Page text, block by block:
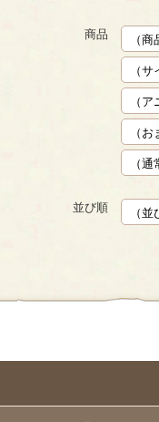
商品
並び順